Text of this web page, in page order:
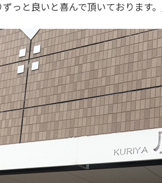
っと良いと喜んで頂いております。